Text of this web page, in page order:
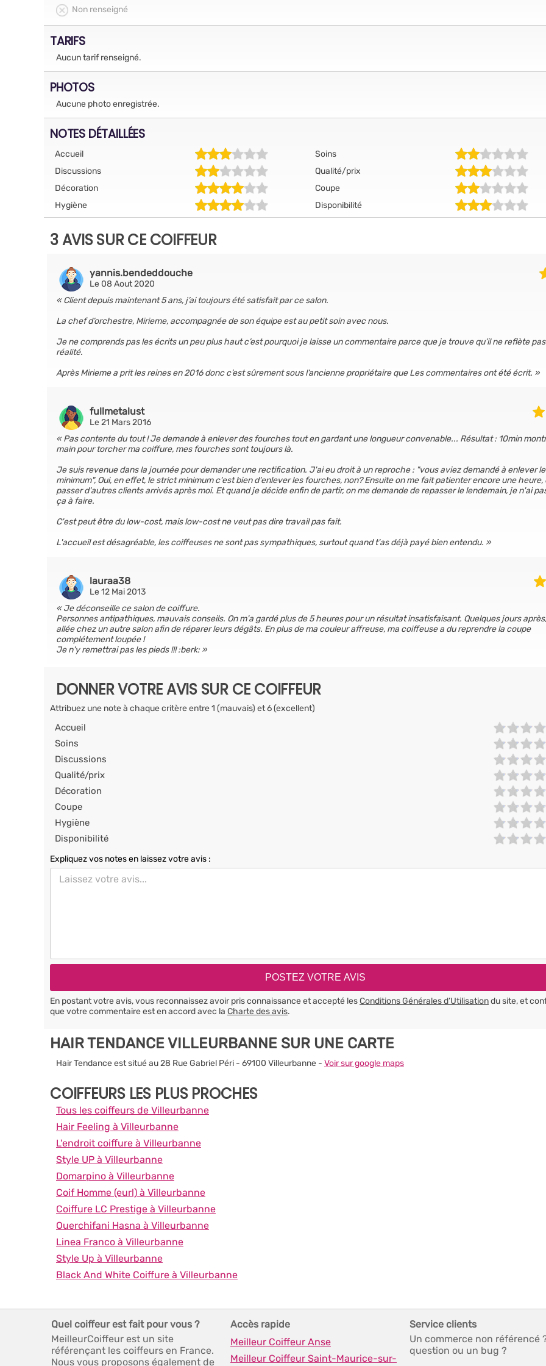
Non renseigné
TARIFS
Aucun tarif renseigné.
PHOTOS
Aucune photo enregistrée.
NOTES DÉTAILLÉES
Accueil
Soins
Discussions
Qualité/prix
Décoration
Coupe
Hygiène
Disponibilité
3 AVIS SUR CE COIFFEUR
yannis.bendeddouche
Le 08 Aout 2020
Client depuis maintenant 5 ans, j’ai toujours été satisfait par ce salon.
La chef d’orchestre, Mirieme, accompagnée de son équipe est au petit soin avec nous.
Je ne comprends pas les écrits un peu plus haut c’est pourquoi je laisse un commentaire parce que je trouve qu’il ne reflète
réalité.
Après Mirieme a prit les reines en 2016 donc c’est sûrement sous l’ancienne propriétaire que Les commentaires ont été écrit.
fullmetalust
Le 21 Mars 2016
Pas contente du tout ! Je demande à enlever des fourches tout en gardant une longueur convenable... Résultat : 10min
main pour torcher ma coiffure, mes fourches sont toujours là.
Je suis revenue dans la journée pour demander une rectification. J'ai eu droit à un reproche : "vous aviez demandé à enlever
minimum", Oui, en effet, le strict minimum c'est bien d'enlever les fourches, non? Ensuite on me fait patienter encore une heure,
passer d'autres clients arrivés après moi. Et quand je décide enfin de partir, on me demande de repasser le lendemain, je n'ai
ça à faire.
C'est peut être du low-cost, mais low-cost ne veut pas dire travail pas fait.
L'accueil est désagréable, les coiffeuses ne sont pas sympathiques, surtout quand t'as déjà payé bien entendu.
lauraa38
Le 12 Mai 2013
Je déconseille ce salon de coiffure.
Personnes antipathiques, mauvais conseils. On m'a gardé plus de 5 heures pour un résultat insatisfaisant. Quelques jours
allée chez un autre salon afin de réparer leurs dégâts. En plus de ma couleur affreuse, ma coiffeuse a du reprendre la coupe
complétement loupée !
Je n'y remettrai pas les pieds !!! :berk:
DONNER VOTRE AVIS SUR CE COIFFEUR
Attribuez une note à chaque critère entre 1 (mauvais) et 6 (excellent)
Accueil
Soins
Discussions
Qualité/prix
Décoration
Coupe
Hygiène
Disponibilité
Expliquez vos notes en laissez votre avis :
En postant votre avis, vous reconnaissez avoir pris connaissance et accepté lesConditions Générales d’Utilisationdu site, et
que votre commentaire est en accord avec la Charte des avis.
HAIR TENDANCE VILLEURBANNE SUR UNE CARTE
Hair Tendance est situé au 28 Rue Gabriel Péri - 69100 Villeurbanne - Voir sur google maps
COIFFEURS LES PLUS PROCHES
Tous les coiffeurs de Villeurbanne
Hair Feeling à Villeurbanne
L'endroit coiffure à Villeurbanne
Style UP à Villeurbanne
Domarpino à Villeurbanne
Coif Homme (eurl) à Villeurbanne
Coiffure LC Prestige à Villeurbanne
Ouerchifani Hasna à Villeurbanne
Linea Franco à Villeurbanne
Style Up à Villeurbanne
Black And White Coiffure à Villeurbanne
Quel coiffeur est fait pour vous ?
MeilleurCoiffeur est un site
référençant les coiffeurs en France.
Nous vous proposons également de
Accès rapide
Meilleur Coiffeur Anse
Meilleur Coiffeur Saint-Maurice-sur-
Service clients
Un commerce non référencé
question ou un bug ?